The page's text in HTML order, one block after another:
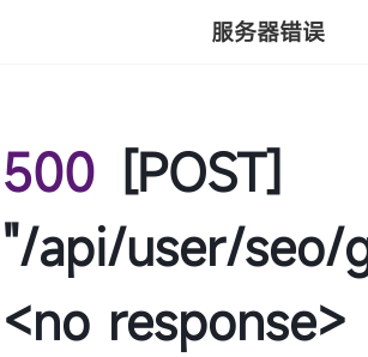
服务器错误
500 [POST]
"/api/user/seo/
<no response>